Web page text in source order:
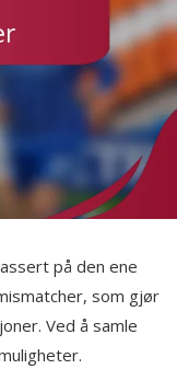
på den ene
som gjør
Ved å samle